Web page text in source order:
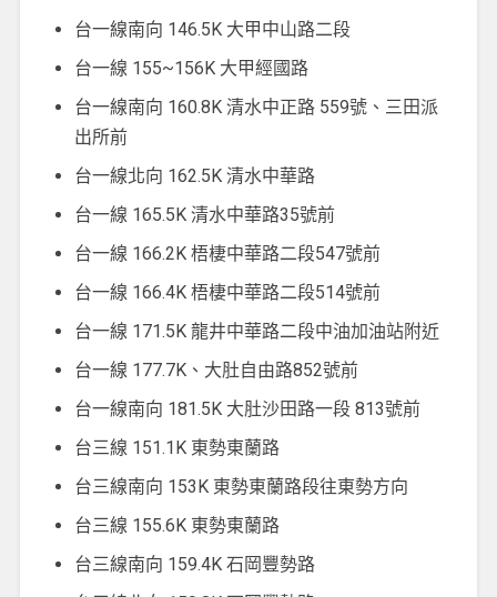
台一線南向 146.5K 大甲中山路二段
台一線 155~156K 大甲經國路
台一線南向 160.8K 清水中正路 559號、三田派
出所前
台一線北向 162.5K 清水中華路
台一線 165.5K 清水中華路35號前
台一線 166.2K 梧棲中華路二段547號前
台一線 166.4K 梧棲中華路二段514號前
台一線 171.5K 龍井中華路二段中油加油站附近
台一線 177.7K、大肚自由路852號前
台一線南向 181.5K 大肚沙田路一段 813號前
台三線 151.1K 東勢東蘭路
台三線南向 153K 東勢東蘭路段往東勢方向
台三線 155.6K 東勢東蘭路
台三線南向 159.4K 石岡豐勢路